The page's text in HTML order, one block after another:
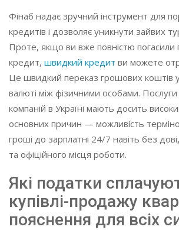
Фінаб надає зручний інструмент для
кредитів і дозволяє уникнути зайвих
Проте, якщо ви вже повністю погасили
кредит, швидкий кредит ви можете
Це швидкий переказ грошових коштів у
валюті між фізичними особами. Послуги
компаній в Україні мають досить
основних причин — можливість
гроші до зарплатні 24/7 навіть без
та офіційного місця роботи.
Які податки
купівлі-продажу
пояснення для всіх